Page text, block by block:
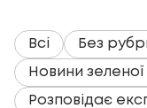
Всі Без
Новини
Розповідає